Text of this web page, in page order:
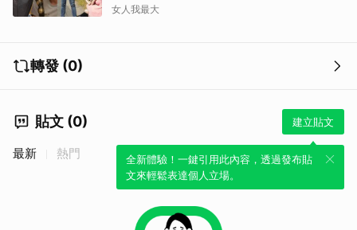
女人我最大
轉發 (0)
貼文 (0) 建立貼文
全新體驗！一鍵引用此內容，透過發布貼
文來輕鬆表達個人立場。
最新 熱門